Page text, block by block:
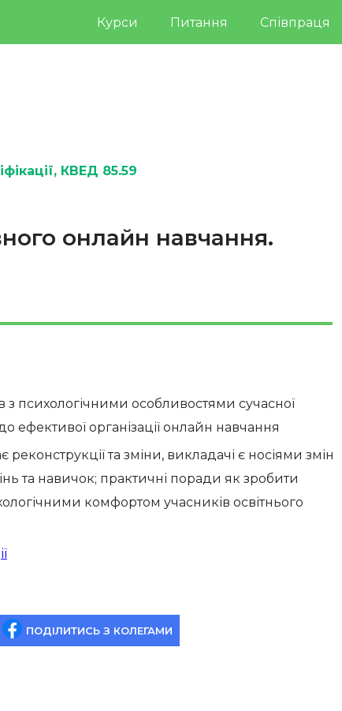
Курси Питання Співпраця
, КВЕД 85.59
онлайн навчання.
з психологічними особливостями сучасної
ефективої організації онлайн навчання
реконструкції та зміни, викладачі є носіями змін
та навичок; практичні поради як зробити
комфортом учасників освітнього
ПОДІЛИТИСЬ З КОЛЕГАМИ